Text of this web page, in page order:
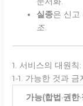
실종은 신고
조
1. 서비스의 대원칙:
1-1. 가능한 것과 금
가능(합법·권한